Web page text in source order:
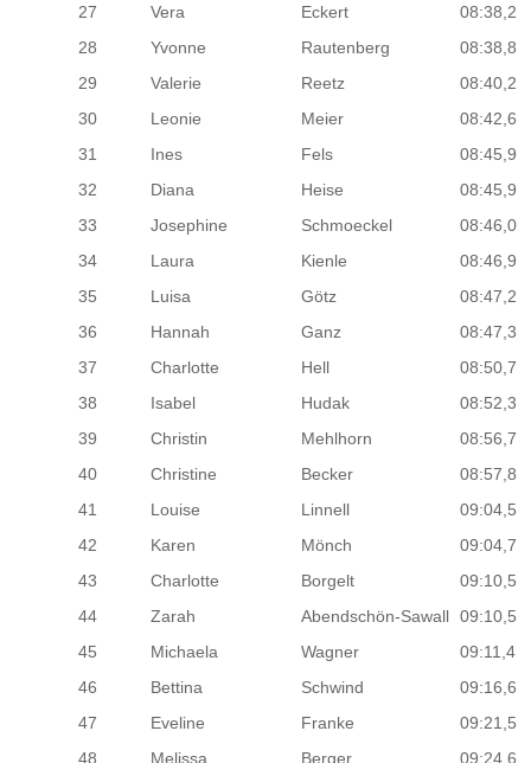
27
Vera Eckert
08:38,2
28
Yvonne Rautenberg
08:38,8
29
Valerie Reetz
08:40,2
30
Leonie Meier
08:42,6
31
Ines Fels
08:45,9
32
Diana Heise
08:45,9
33
Josephine Schmoeckel
08:46,0
34
Laura Kienle
08:46,9
35
Luisa Götz
08:47,2
36
Hannah Ganz
08:47,3
37
Charlotte Hell
08:50,7
38
Isabel Hudak
08:52,3
39
Christin Mehlhorn
08:56,7
40
Christine Becker
08:57,8
41
Louise Linnell
09:04,5
42
Karen Mönch
09:04,7
43
Charlotte Borgelt
09:10,5
44
Zarah Abendschön-Sawall 09:10,5
45
Michaela Wagner
09:11,4
46
Bettina Schwind
09:16,6
47
Eveline Franke
09:21,5
48
Melissa Berger
09:24,6